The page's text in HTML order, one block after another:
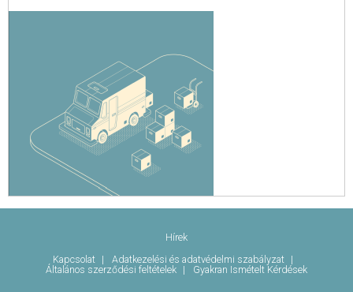
Hírek
Kapcsolat
Adatkezelési és adatvédelmi szabályzat
Általános szerződési feltételek
Gyakran Ismételt Kérdések